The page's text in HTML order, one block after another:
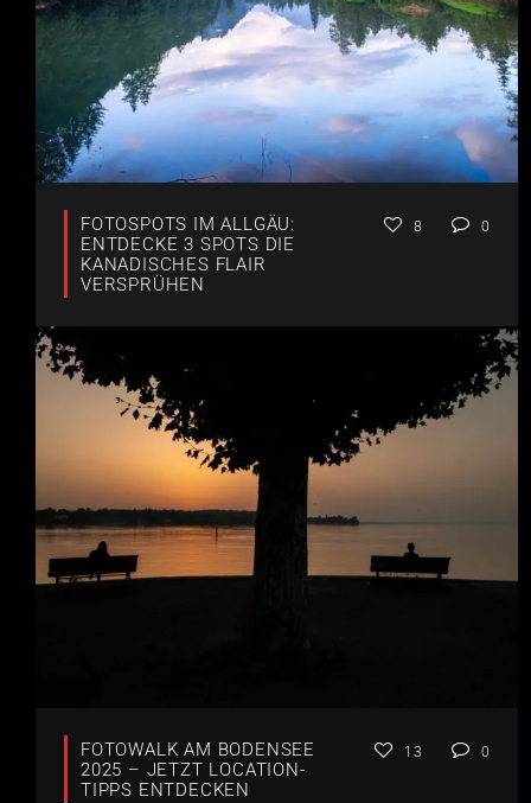
FOTOSPOTS IM ALLGÄU:
ENTDECKE 3 SPOTS DIE
KANADISCHES FLAIR
VERSPRÜHEN
8 0
FOTOWALK AM BODENSEE
2025 – JETZT LOCATION-
TIPPS ENTDECKEN
13 0